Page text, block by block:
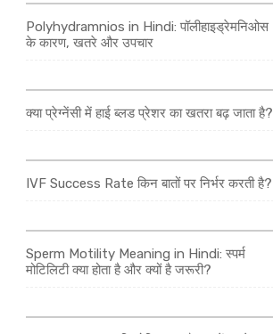
Polyhydramnios in Hindi: पॉलीहाइड्रेमनिओस
के कारण, खतरे और उपचार
क्या प्रेग्नेंसी में हाई ब्लड प्रेशर का खतरा बढ़ जाता है?
IVF Success Rate किन बातों पर निर्भर करती है?
Sperm Motility Meaning in Hindi: स्पर्म
मोटिलिटी क्या होता है और क्यों है जरूरी?